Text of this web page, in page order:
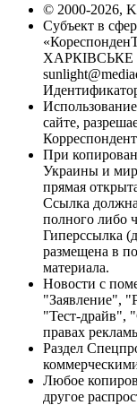
© 2000-2026,
Субъект в
ХАРКІВСЬКЕ
сайте,
При
Украины и
прямая
Ссылка
полного либо
Гиперссылка
размещена в
материала.
Новости с
"Заявление",
"Тест-драйв",
правах
Раздел
Любое
другое